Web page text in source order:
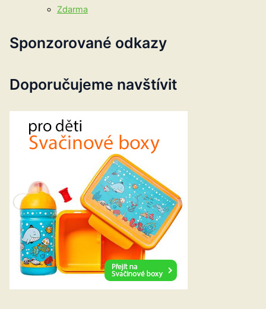
Zdarma
Sponzorované odkazy
Doporučujeme navštívit